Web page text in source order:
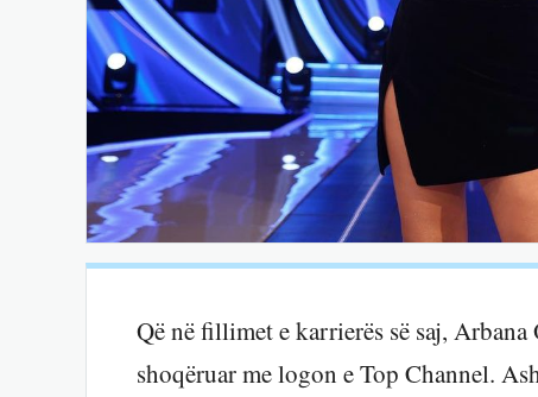
Që në fillimet e karrierës së saj,
shoqëruar me logon e Top Channel.